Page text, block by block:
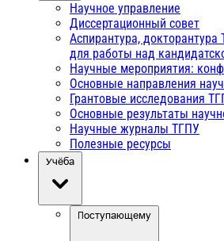
Научное управление
Диссертационный совет
Аспирантура, докторантура
для работы над
Научные мероприятия:
Основные направления
Грантовые исследования
Основные результаты
Научные журналы ТГПУ
Полезные ресурсы
Учёба
Поступающему